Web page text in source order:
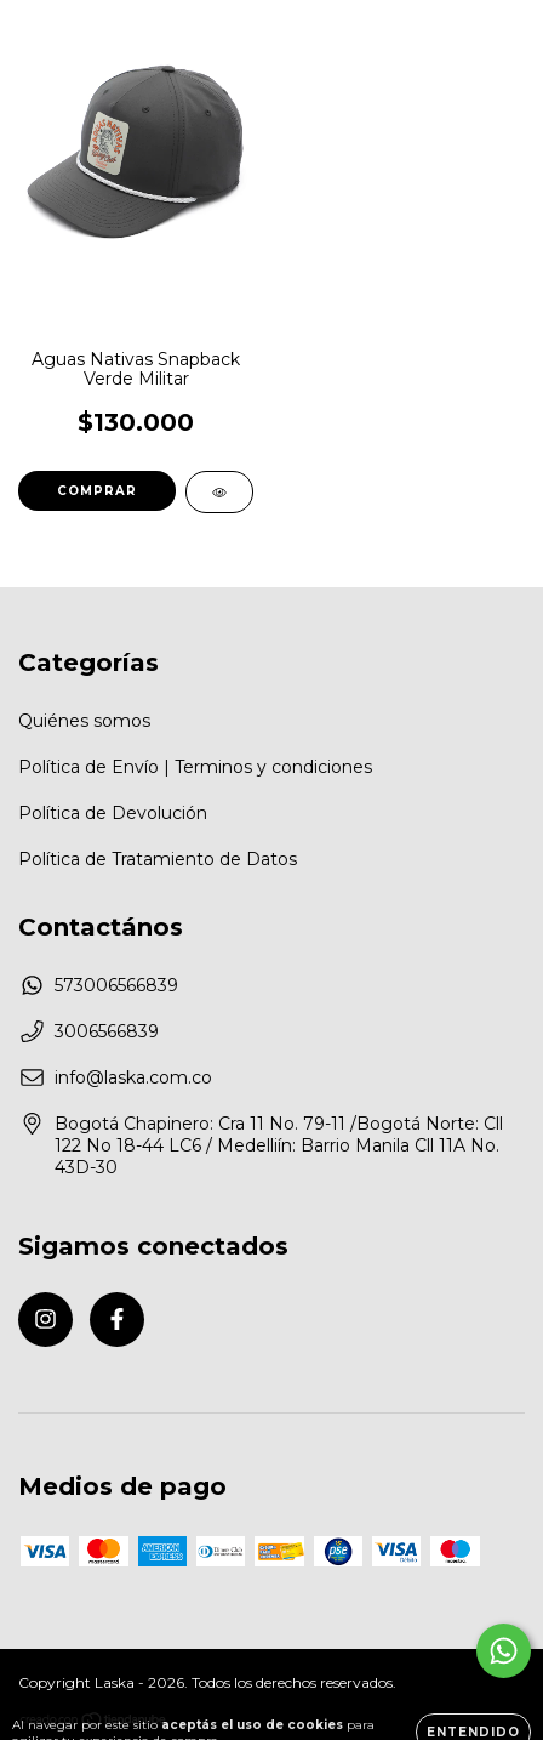
Al navegar por este sitioaceptás el uso de cookies para
ENTENDIDO
Aguas Nativas Snapback
Verde Militar
$130.000
Categorías
Quiénes somos
Política de Envío | Terminos y condiciones
Política de Devolución
Política de Tratamiento de Datos
Contactános
573006566839
3006566839
info@laska.com.co
Bogotá Chapinero: Cra 11 No. 79-11 /Bogotá Norte: Cll
122 No 18-44 LC6 / Medelliín: Barrio Manila Cll 11A No.
43D-30
Sigamos conectados
Medios de pago
Copyright Laska - 2026. Todos los derechos reservados.